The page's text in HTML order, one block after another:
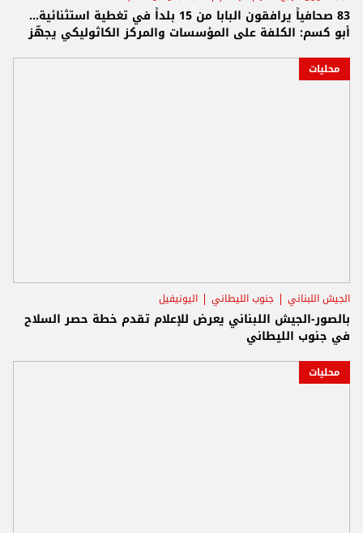
83 صحافياً يرافقون البابا من 15 بلداً في تغطية استثنائية...
أبو كسم: الكلفة على المؤسسات والمركز الكاثوليكي يجهّز
محليات
الجيش اللبناني جنوب الليطاني اليونيفيل
بالصور-الجيش اللبناني يعرض للإعلام تقدم خطة حصر السلاح
في جنوب الليطاني
محليات